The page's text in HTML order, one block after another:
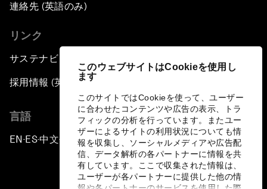
このウェブサイトはCookieを使用し
ます
このサイトではCookieを使って、ユーザー
に合わせたコンテンツや広告の表示、トラ
フィックの分析を行っています。またユー
ザーによるサイトの利用状況についても情
報を収集し、ソーシャルメディアや広告配
信、データ解析の各パートナーに情報を共
有しています。ここで収集された情報は、
ユーザーが各パートナーに提供した他の情
連絡先 (英語のみ)
リンク
サステナビリティへの取り組み
採用情報 (英語のみ)
言語
EN ▪ ES▪中文▪ 日本語